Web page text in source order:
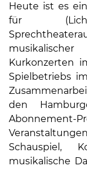
Uhr
Do
08
Heute ist es
für
Kurkonzerten
Spielbetriebs
den
Abonnement-
Schauspiel,
musikalische